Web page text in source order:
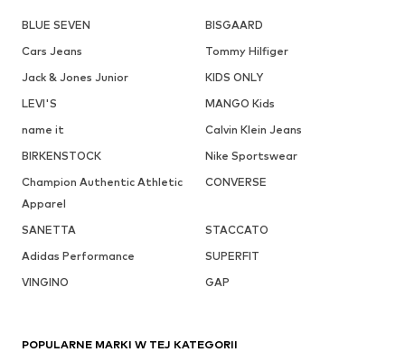
BLUE SEVEN
BISGAARD
Cars Jeans
Tommy Hilfiger
Jack & Jones Junior
KIDS ONLY
LEVI'S
MANGO Kids
name it
Calvin Klein Jeans
BIRKENSTOCK
Nike Sportswear
Champion Authentic Athletic
Apparel
CONVERSE
SANETTA
STACCATO
Adidas Performance
SUPERFIT
VINGINO
GAP
POPULARNE MARKI W TEJ KATEGORII